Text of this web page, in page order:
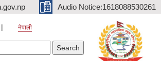
Audio Notice:1618088530261
नेपाली